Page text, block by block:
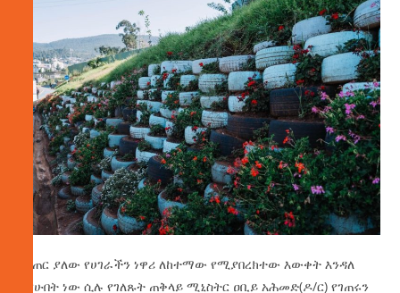
በገጠር ያለው የሀገራችን ነዋሪ ለከተማው የሚያበረክተው እውቀት እንዳለ
ያየሁበት ነው ሲሉ የገለጹት ጠቅላይ ሚኒስትር ዐቢይ አሕመድ(ዶ/ር) የገጠሩን